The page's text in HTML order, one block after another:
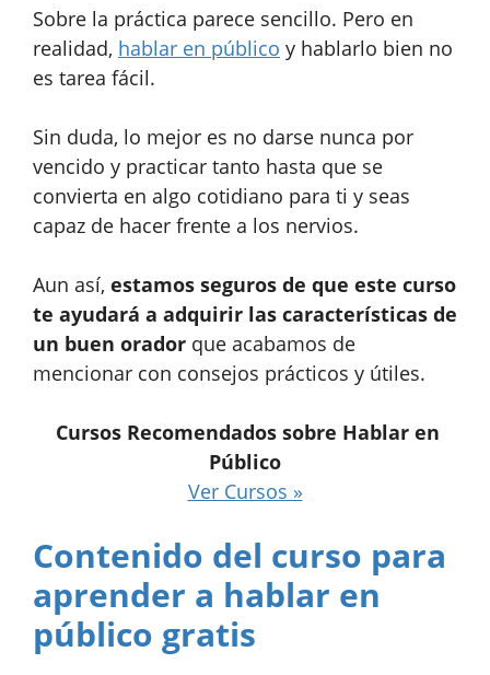
Sobre la práctica parece sencillo. Pero en
realidad, hablar en público y hablarlo bien no
es tarea fácil.
Sin duda, lo mejor es no darse nunca por
vencido y practicar tanto hasta que se
convierta en algo cotidiano para ti y seas
capaz de hacer frente a los nervios.
Aun así, estamos seguros de que este curso
te ayudará a adquirir las características de
un buen orador que acabamos de
mencionar con consejos prácticos y útiles.
Cursos Recomendados sobre Hablar en
Público
Ver Cursos »
Contenido del curso para
aprender a hablar en
público gratis